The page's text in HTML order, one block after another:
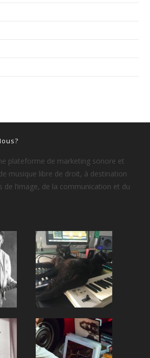
plateforme de marketing sonore et
musique libre de droit, à destination
de l’image, de la communication et du